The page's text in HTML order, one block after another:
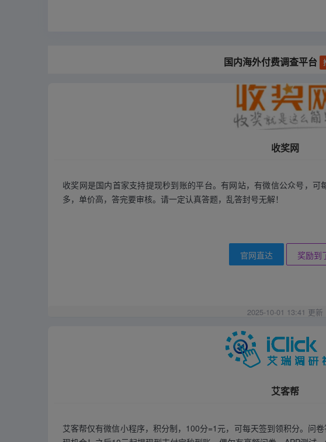
国内海外付费调查平台
收奖网
收奖网是国内首家支持提现秒到账的平台。有网站，有微信公众号，
多，单价高，答完要审核。请一定认真答题，乱答封号无解！
官网直达 奖励到
2025-10-01 13:41 更新
艾客帮
艾客帮仅有微信小程序，积分制，100分=1元，可每天签到领积分。问